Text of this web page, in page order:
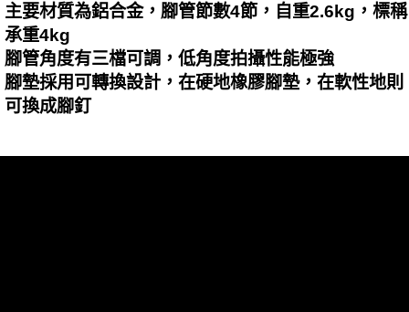
主要材質為鋁合金，腳管節數4節，自重2.6kg，標稱
承重4kg
腳管角度有三檔可調，低角度拍攝性能極強
腳墊採用可轉換設計，在硬地橡膠腳墊，在軟性地則
可換成腳釘